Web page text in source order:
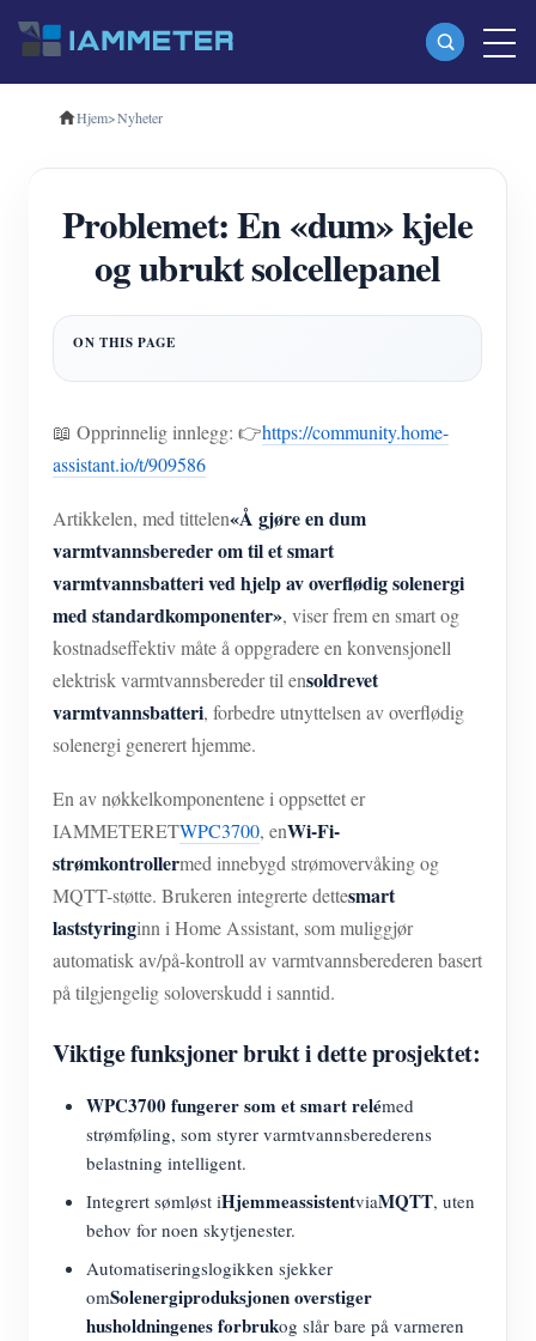
Produkter
Trefase Wi-Fi energimåler (WEM3080T)
Trefase Wi-Fi energimåler (WEM3046T)
Trefase Wi-Fi energimåler (WEM3050T)
Selvbetjent tjeneste
IAMMETER Simulator
Virtuell måler
System for energiprognoser og -simulering
applikasjoner
Solar PV System Energy Monitor
PV-varmekontrollsystem
Hjemmeautomatisering
Fabrikkenergiovervåking
butikk
Ressurser
Hurtigstart for produktet
Opplæringsvideo
FAQ
Blogger
Samfunnet
Utvikler
Utforske
Belønningsprogram
Ta kontakt med
Om oss
Hjem>Nyheter
Problemet: En «dum» kjele
og ubrukt solcellepanel
📖 Opprinnelig innlegg: 👉https://community.home-
assistant.io/t/909586
Artikkelen, med tittelen«Å gjøre en dum
varmtvannsbereder om til et smart
varmtvannsbatteri ved hjelp av overflødig solenergi
med standardkomponenter», viser frem en smart og
kostnadseffektiv måte å oppgradere en konvensjonell
elektrisk varmtvannsbereder til ensoldrevet
varmtvannsbatteri, forbedre utnyttelsen av overflødig
solenergi generert hjemme.
En av nøkkelkomponentene i oppsettet er
IAMMETERETWPC3700, enWi-Fi-
strømkontrollermed innebygd strømovervåking og
MQTT-støtte. Brukeren integrerte dettesmart
laststyringinn i Home Assistant, som muliggjør
automatisk av/på-kontroll av varmtvannsberederen basert
på tilgjengelig soloverskudd i sanntid.
Viktige funksjoner brukt i dette prosjektet:
WPC3700 fungerer som et smart relémed
strømføling, som styrer varmtvannsberederens
belastning intelligent.
Integrert sømløst iHjemmeassistentviaMQTT, uten
behov for noen skytjenester.
Automatiseringslogikken sjekker
omSolenergiproduksjonen overstiger
husholdningenes forbrukog slår bare på varmeren